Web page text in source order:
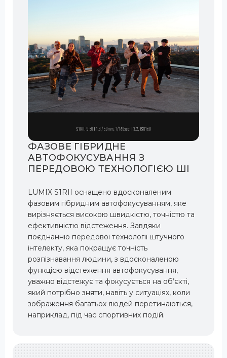
ФАЗОВЕ ГІБРИДНЕ
АВТОФОКУСУВАННЯ З
ПЕРЕДОВОЮ ТЕХНОЛОГІЄЮ ШІ
LUMIX S1RII оснащено вдосконаленим
фазовим гібридним автофокусуванням, яке
вирізняється високою швидкістю, точністю та
ефективністю відстеження. Завдяки
поєднанню передової технології штучного
інтелекту, яка покращує точність
розпізнавання людини, з вдосконаленою
функцією відстеження автофокусування,
уважно відстежує та фокусується на об’єкті,
який потрібно зняти, навіть у ситуаціях, коли
зображення багатьох людей перетинаються,
наприклад, під час спортивних подій.